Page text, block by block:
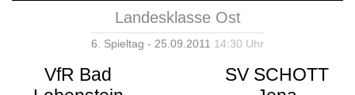
Landesklasse Ost
6. Spieltag - 25.09.2011 14:30 Uhr
VfR Bad
SV SCHOTT